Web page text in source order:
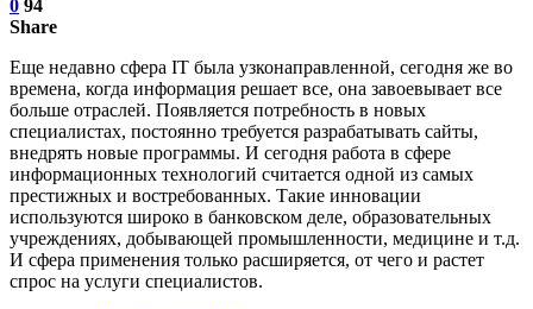
0 94
Share
Еще недавно сфера IT была узконаправленной, сегодня же во
времена, когда информация решает все, она завоевывает все
больше отраслей. Появляется потребность в новых
специалистах, постоянно требуется разрабатывать сайты,
внедрять новые программы. И сегодня работа в сфере
информационных технологий считается одной из самых
престижных и востребованных. Такие инновации
используются широко в банковском деле, образовательных
учреждениях, добывающей промышленности, медицине и т.д.
И сфера применения только расширяется, от чего и растет
спрос на услуги специалистов.